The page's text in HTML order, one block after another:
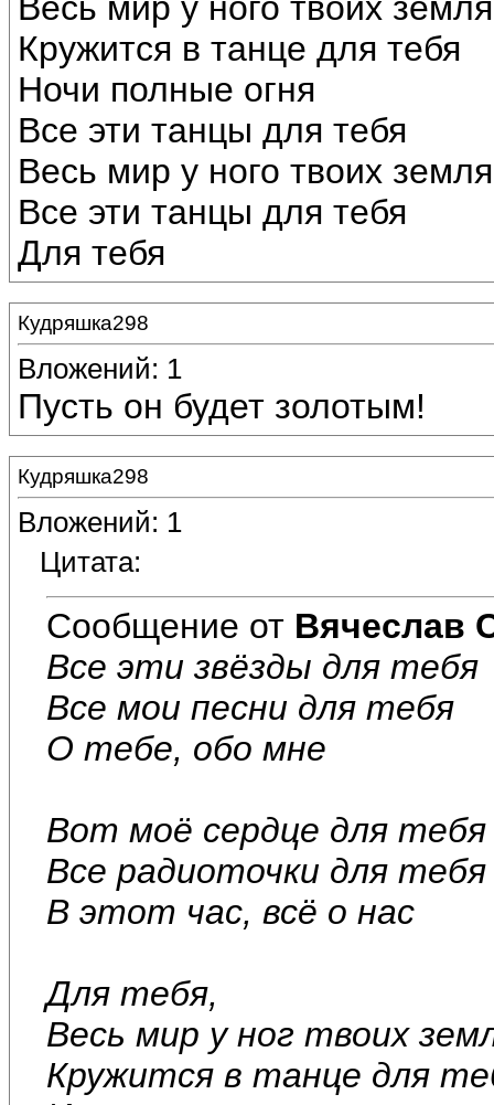
Весь мир у ного твоих земля
Кружится в танце для тебя
Ночи полные огня
Все эти танцы для тебя
Весь мир у ного твоих земля
Все эти танцы для тебя
Для тебя
Кудряшка298
Вложений: 1
Пусть он будет золотым!
Кудряшка298
Вложений: 1
Цитата:
Сообщение от Вячеслав
Все эти звёзды для тебя
Все мои песни для тебя
О тебе, обо мне
Вот моё сердце для тебя
Все радиоточки для тебя
В этот час, всё о нас
Для тебя,
Весь мир у ног твоих
Кружится в танце для